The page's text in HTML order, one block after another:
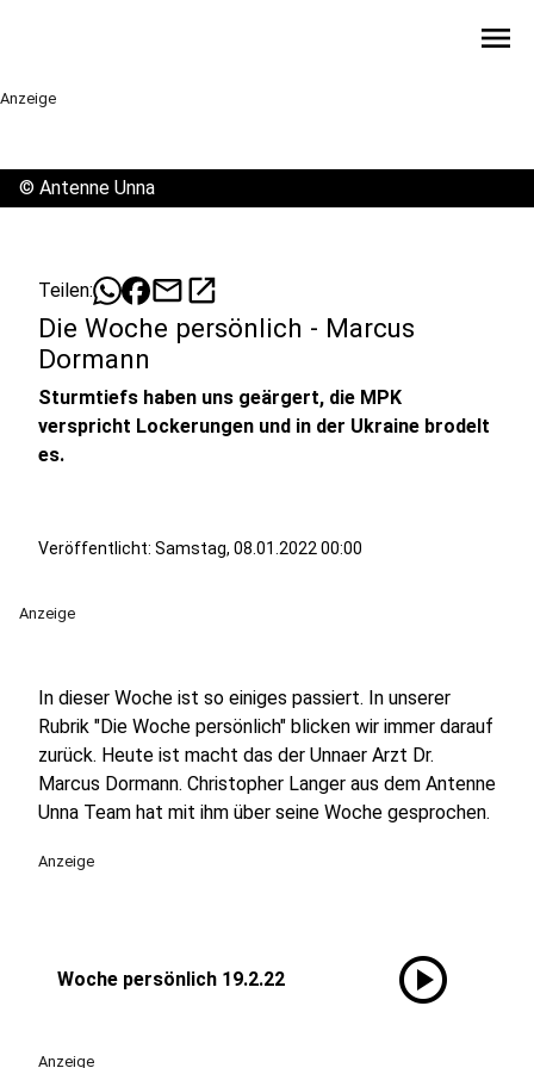
menu
Anzeige
© Antenne Unna
Teilen: mailopen_in_new
Die Woche persönlich - Marcus
Dormann
Sturmtiefs haben uns geärgert, die MPK
verspricht Lockerungen und in der Ukraine brodelt
es.
Veröffentlicht: Samstag, 08.01.2022 00:00
Anzeige
In dieser Woche ist so einiges passiert. In unserer
Rubrik "Die Woche persönlich" blicken wir immer darauf
zurück. Heute ist macht das der Unnaer Arzt Dr.
Marcus Dormann. Christopher Langer aus dem Antenne
Unna Team hat mit ihm über seine Woche gesprochen.
Anzeige
Woche persönlich 19.2.22 play_circle
Anzeige